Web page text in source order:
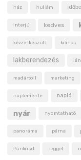
ház hullám
interjú kedves
kézzel készült kilincs
lakberendezés
madártoll marketing
naplemente napló
nyár nyomtatható
panoráma párna
Pünkösd reggel